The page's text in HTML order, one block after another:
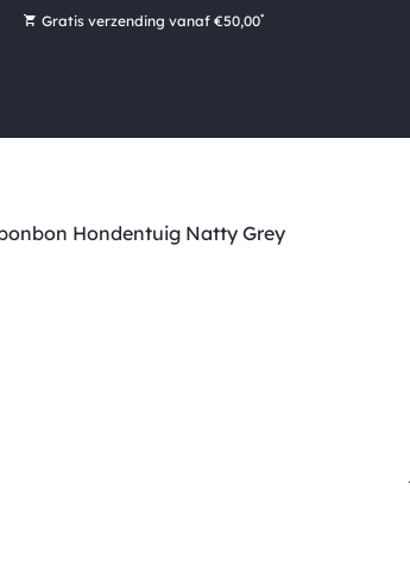
Gratis verzending vanaf €50,00*